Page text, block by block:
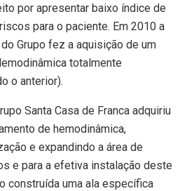
por apresentar baixo índice de
para o paciente. Em 2010 a
Grupo fez a aquisição de um
totalmente
o anterior).
Santa Casa de Franca adquiriu
de hemodinâmica,
e expandindo a área de
e para a efetiva instalação deste
construída uma ala específica